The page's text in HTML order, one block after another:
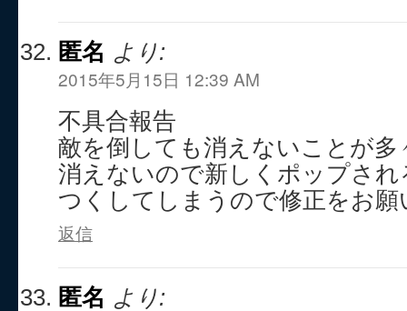
匿名 より:
2015年5月15日 12:39 AM
不具合報告
敵を倒しても消えないことが多
消えないので新しくポップさ
つくしてしまうので修正をお
返信
匿名 より: